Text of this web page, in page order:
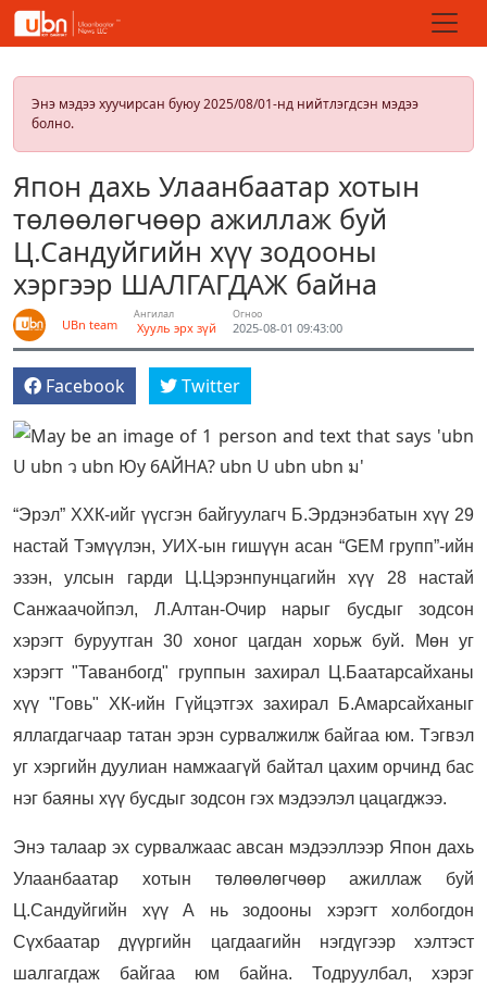
Энэ мэдээ хуучирсан буюу 2025/08/01-нд нийтлэгдсэн мэдээ
болно.
Япон дахь Улаанбаатар хотын
төлөөлөгчөөр ажиллаж буй
Ц.Сандуйгийн хүү зодооны
хэргээр ШАЛГАГДАЖ байна
UBn team
Ангилал
Хууль эрх зүй
Огноо
2025-08-01 09:43:00
Facebook Twitter
“Эрэл” ХХК-ийг үүсгэн байгуулагч Б.Эрдэнэбатын хүү 29
настай Тэмүүлэн, УИХ-ын гишүүн асан “GEM групп”-ийн
эзэн, улсын гарди Ц.Цэрэнпунцагийн хүү 28 настай
Санжаачойпэл, Л.Алтан-Очир нарыг бусдыг зодсон
хэрэгт буруутган 30 хоног цагдан хорьж буй. Мөн уг
хэрэгт "Таванбогд" группын захирал Ц.Баатарсайханы
хүү "Говь" ХК-ийн Гүйцэтгэх захирал Б.Амарсайханыг
яллагдагчаар татан эрэн сурвалжилж байгаа юм. Тэгвэл
уг хэргийн дуулиан намжаагүй байтал цахим орчинд бас
нэг баяны хүү бусдыг зодсон гэх мэдээлэл цацагджээ.
Энэ талаар эх сурвалжаас авсан мэдээллээр Япон дахь
Улаанбаатар хотын төлөөлөгчөөр ажиллаж буй
Ц.Сандуйгийн хүү А нь зодооны хэрэгт холбогдон
Сүхбаатар дүүргийн цагдаагийн нэгдүгээр хэлтэст
шалгагдаж байгаа юм байна. Тодруулбал, хэрэг